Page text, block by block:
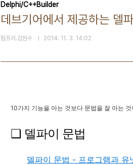
Delphi/C++Builder
데브기어에서 제공하는 델
험프리.김현수 2014. 11. 3. 14:02
10가지 기능을 아는 것보다 문법을 잘 아는
❑ 델파이 문법
델파이 문법 - 프로그램과 유